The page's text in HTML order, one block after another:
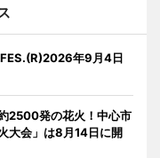
年9月4日
2500発の花火！中心市
大会」は8月14日に開